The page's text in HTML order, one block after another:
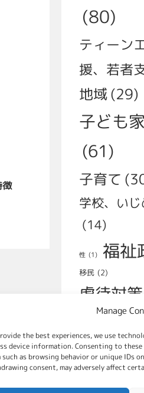
Manage
the best experiences, we use
device information. Consenting to
such as browsing behavior or unique IDs
consent, may adversely affect
徴
(80)
ティーン
援、若者
地域(29)
子ども
(61)
子育て
学校、い
(14)
性 (1) 福祉
移民 (2)
虐待対
(49)
親をする
(31)